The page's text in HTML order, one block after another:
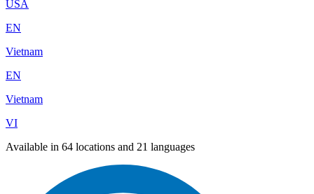
USA
EN
Vietnam
EN
Vietnam
VI
Available in 64 locations and 21 languages